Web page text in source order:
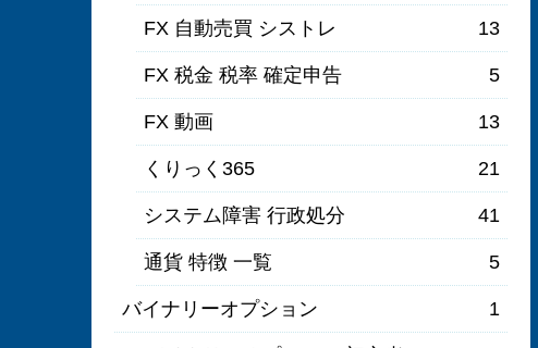
FX 自動売買 シストレ 13
FX 税金 税率 確定申告 5
FX 動画 13
くりっく365 21
システム障害 行政処分 41
通貨 特徴 一覧 5
バイナリーオプション 1